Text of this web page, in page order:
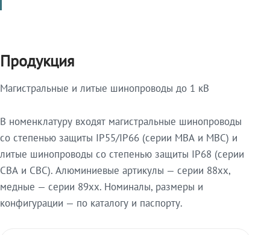
Продукция
Магистральные и литые шинопроводы до 1 кВ
В номенклатуру входят магистральные шинопроводы
со степенью защиты IP55/IP66 (серии МВА и МВС) и
литые шинопроводы со степенью защиты IP68 (серии
СВА и СВС). Алюминиевые артикулы — серии 88xx,
медные — серии 89xx. Номиналы, размеры и
конфигурации — по каталогу и паспорту.